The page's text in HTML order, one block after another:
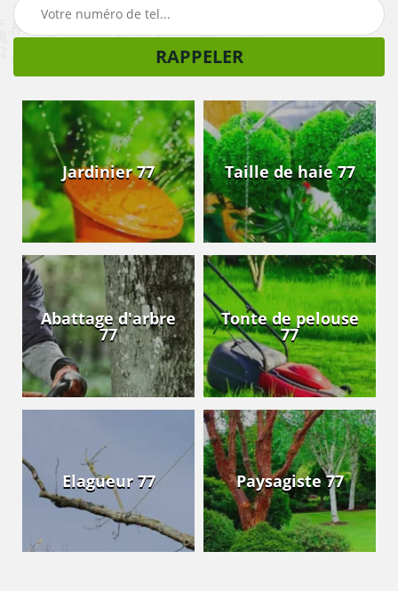
Jardinier 77 Taille de haie 77
Abattage d'arbre
77
Tonte de pelouse
77
Elagueur 77 Paysagiste 77